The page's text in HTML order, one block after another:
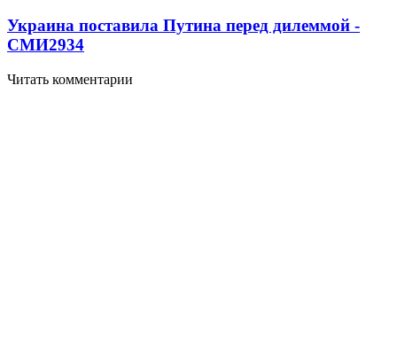
Украина поставила Путина перед дилеммой -
СМИ2934
Читать комментарии